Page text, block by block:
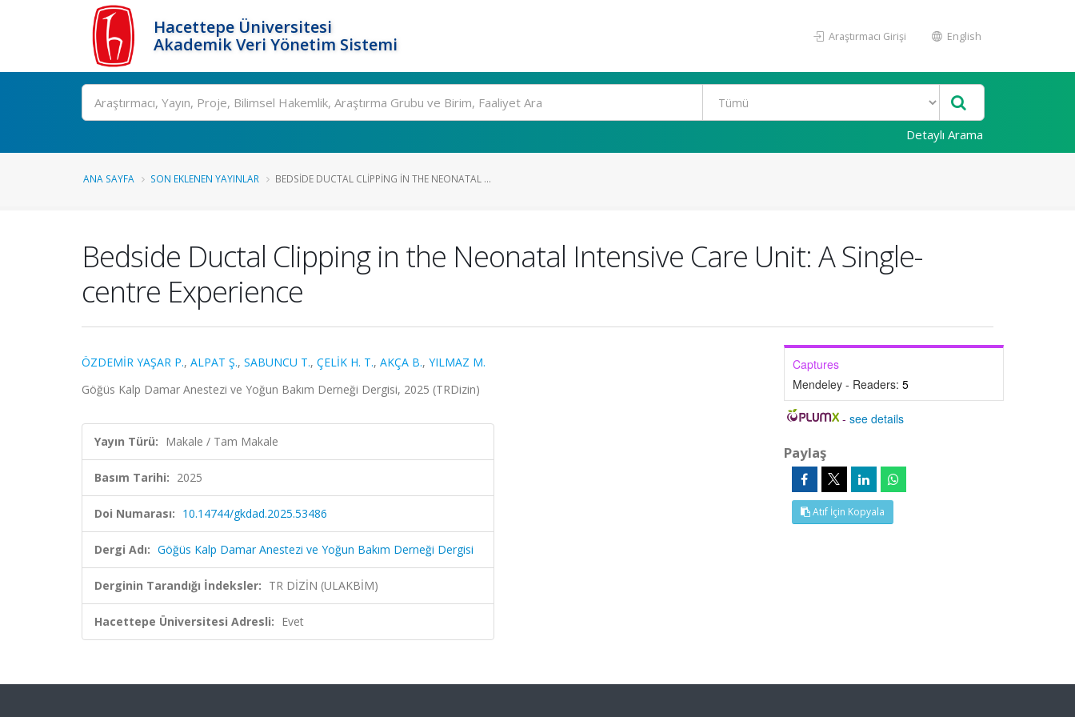
Hacettepe Üniversitesi
Akademik Veri Yönetim Sistemi
Araştırmacı Girişi English
Ara
Detaylı Arama
ANA SAYFA SON EKLENEN YAYINLAR BEDSIDE DUCTAL CLIPPING IN THE NEONATAL ...
Bedside Ductal Clipping in the Neonatal Intensive Care Unit: A Single-
centre Experience
ÖZDEMİR YAŞAR P., ALPAT Ş., SABUNCU T., ÇELİK H. T., AKÇA B., YILMAZ M.
Göğüs Kalp Damar Anestezi ve Yoğun Bakım Derneği Dergisi, 2025 (TRDizin)
Yayın Türü: Makale / Tam Makale
Basım Tarihi: 2025
Doi Numarası: 10.14744/gkdad.2025.53486
Dergi Adı: Göğüs Kalp Damar Anestezi ve Yoğun Bakım Derneği Dergisi
Derginin Tarandığı İndeksler: TR DİZİN (ULAKBİM)
Hacettepe Üniversitesi Adresli: Evet
Captures
Mendeley - Readers: 5
-see details
Paylaş
Atıf İçin Kopyala